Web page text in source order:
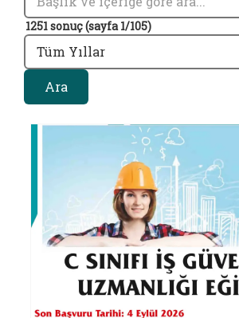
1251 sonuç (sayfa 1/105)